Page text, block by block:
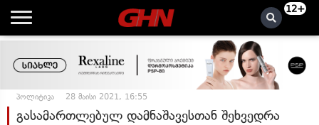
12+
პოლიტიკა 28 მაისი 2021, 16:55
გასამართლებულ დამნაშავესთან შეხვედრა